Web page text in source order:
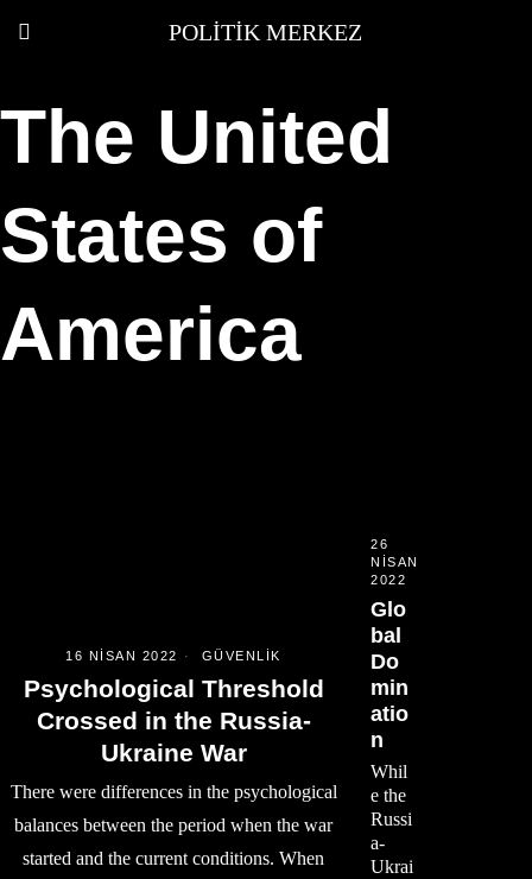
POLITIK MERKEZ
The United
States of
America
16 NISAN 2022 GÜVENLIK
Psychological Threshold
Crossed in the Russia-
Ukraine War
There were differences in the psychological
balances between the period when the war
started and the current conditions. When
26
NISAN
2022
Glo
bal
Do
min
atio
n
Whil
e the
Russi
a-
Ukrai